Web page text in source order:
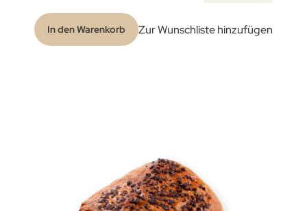
In den Warenkorb Zur Wunschliste hinzufügen